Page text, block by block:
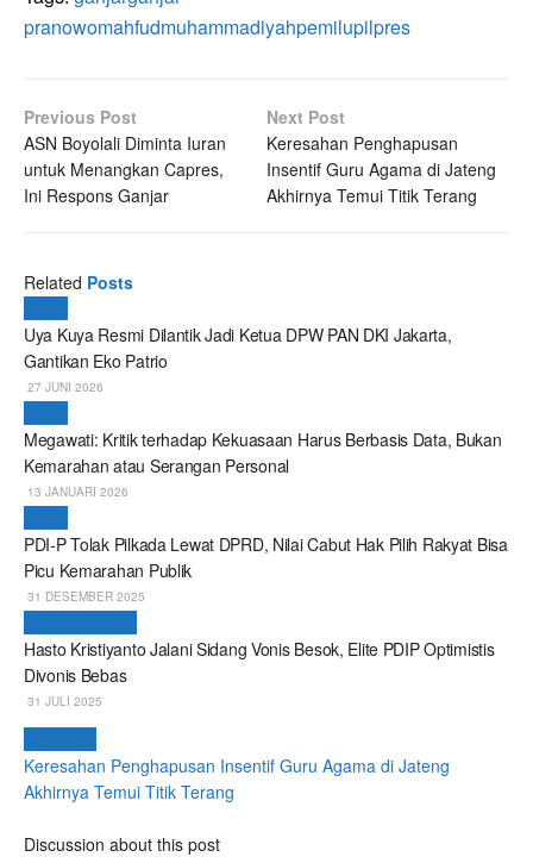
pranowomahfudmuhammadiyahpemilupilpres
Previous Post
ASN Boyolali Diminta Iuran
untuk Menangkan Capres,
Ini Respons Ganjar
Next Post
Keresahan Penghapusan
Insentif Guru Agama di Jateng
Akhirnya Temui Titik Terang
Related Posts
Uya Kuya Resmi Dilantik Jadi Ketua DPW PAN DKI Jakarta,
Gantikan Eko Patrio
27 JUNI 2026
Megawati: Kritik terhadap Kekuasaan Harus Berbasis Data, Bukan
Kemarahan atau Serangan Personal
13 JANUARI 2026
PDI-P Tolak Pilkada Lewat DPRD, Nilai Cabut Hak Pilih Rakyat Bisa
Picu Kemarahan Publik
31 DESEMBER 2025
Hasto Kristiyanto Jalani Sidang Vonis Besok, Elite PDIP Optimistis
Divonis Bebas
31 JULI 2025
Keresahan Penghapusan Insentif Guru Agama di Jateng
Akhirnya Temui Titik Terang
Discussion about this post